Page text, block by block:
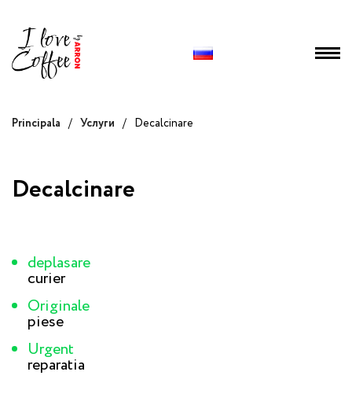
Principala / Услуги / Decalcinare
Decalcinare
deplasare
curier
Originale
piese
Urgent
reparatia